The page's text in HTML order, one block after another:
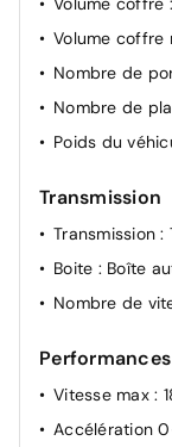
Pré-
Sortie
Système de
Volume coffre
Nombre de
Nombre de
Poids du
Transmission
Transmission:
Boite : Boîte
Nombre de
Performances
Vitesse max :
Accélération